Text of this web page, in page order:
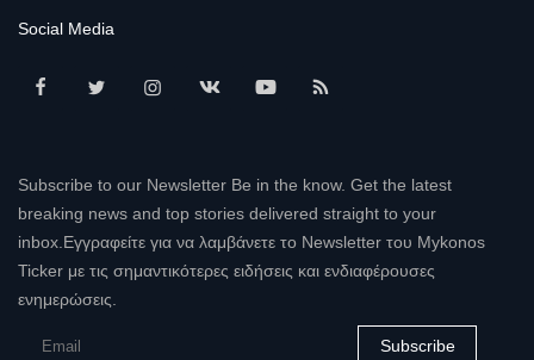
Social Media
Subscribe to our Newsletter Be in the know. Get the latest
breaking news and top stories delivered straight to your
inbox.Εγγραφείτε για να λαμβάνετε το Newsletter του Mykonos
Ticker με τις σημαντικότερες ειδήσεις και ενδιαφέρουσες
ενημερώσεις.
Subscribe